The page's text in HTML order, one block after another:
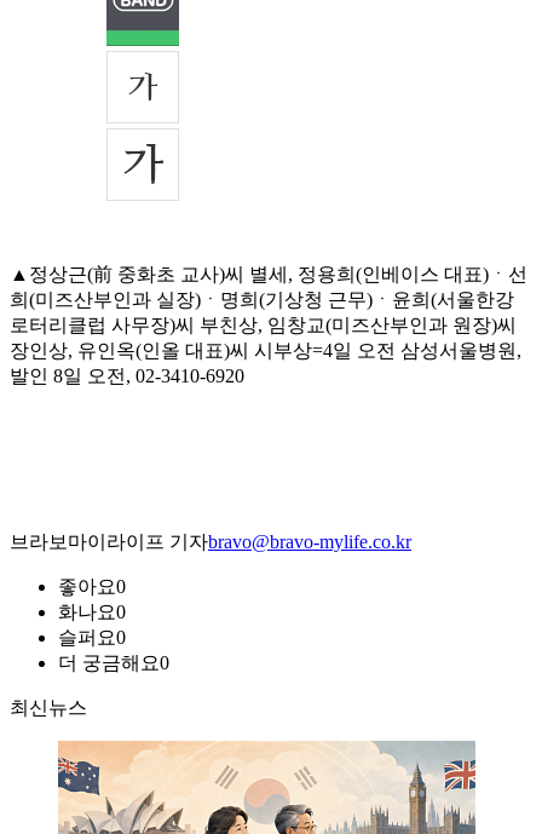
▲정상근(前 중화초 교사)씨 별세, 정용희(인베이스 대표)ㆍ선
희(미즈산부인과 실장)ㆍ명희(기상청 근무)ㆍ윤희(서울한강
로터리클럽 사무장)씨 부친상, 임창교(미즈산부인과 원장)씨
장인상, 유인옥(인올 대표)씨 시부상=4일 오전 삼성서울병원,
발인 8일 오전, 02-3410-6920
브라보마이라이프 기자bravo@bravo-mylife.co.kr
좋아요0
화나요0
슬퍼요0
더 궁금해요0
최신뉴스